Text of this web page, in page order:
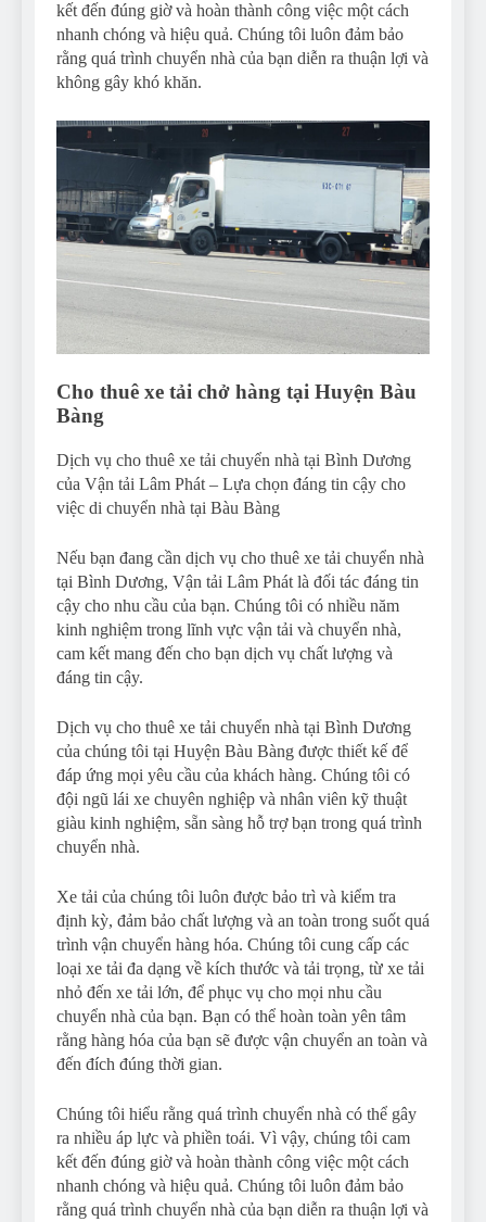
kết đến đúng giờ và hoàn thành công việc một cách
nhanh chóng và hiệu quả. Chúng tôi luôn đảm bảo
rằng quá trình chuyển nhà của bạn diễn ra thuận lợi và
không gây khó khăn.
Cho thuê xe tải chở hàng tại Huyện Bàu
Bàng
Dịch vụ cho thuê xe tải chuyển nhà tại Bình Dương
của Vận tải Lâm Phát – Lựa chọn đáng tin cậy cho
việc di chuyển nhà tại Bàu Bàng
Nếu bạn đang cần dịch vụ cho thuê xe tải chuyển nhà
tại Bình Dương, Vận tải Lâm Phát là đối tác đáng tin
cậy cho nhu cầu của bạn. Chúng tôi có nhiều năm
kinh nghiệm trong lĩnh vực vận tải và chuyển nhà,
cam kết mang đến cho bạn dịch vụ chất lượng và
đáng tin cậy.
Dịch vụ cho thuê xe tải chuyển nhà tại Bình Dương
của chúng tôi tại Huyện Bàu Bàng được thiết kế để
đáp ứng mọi yêu cầu của khách hàng. Chúng tôi có
đội ngũ lái xe chuyên nghiệp và nhân viên kỹ thuật
giàu kinh nghiệm, sẵn sàng hỗ trợ bạn trong quá trình
chuyển nhà.
Xe tải của chúng tôi luôn được bảo trì và kiểm tra
định kỳ, đảm bảo chất lượng và an toàn trong suốt quá
trình vận chuyển hàng hóa. Chúng tôi cung cấp các
loại xe tải đa dạng về kích thước và tải trọng, từ xe tải
nhỏ đến xe tải lớn, để phục vụ cho mọi nhu cầu
chuyển nhà của bạn. Bạn có thể hoàn toàn yên tâm
rằng hàng hóa của bạn sẽ được vận chuyển an toàn và
đến đích đúng thời gian.
Chúng tôi hiểu rằng quá trình chuyển nhà có thể gây
ra nhiều áp lực và phiền toái. Vì vậy, chúng tôi cam
kết đến đúng giờ và hoàn thành công việc một cách
nhanh chóng và hiệu quả. Chúng tôi luôn đảm bảo
rằng quá trình chuyển nhà của bạn diễn ra thuận lợi và